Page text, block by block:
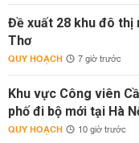
Đề xuất 28 khu đô thị
Thơ
QUY HOẠCH 7 giờ trước
Khu vực Công viên
phố đi bộ mới tại Hà
QUY HOẠCH 10 giờ trước